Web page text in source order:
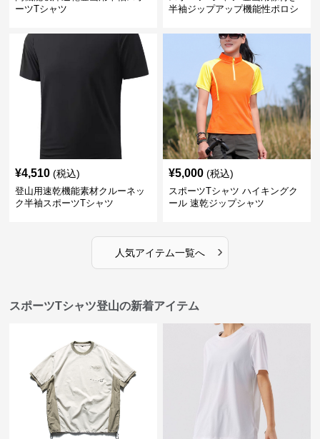
ーツTシャツ
半袖ジップアップ機能性ポロシ
¥4,510 (税込)
登山用速乾機能素材クルーネッ
ク半袖スポーツTシャツ
¥5,000 (税込)
スポーツTシャツ ハイキングク
ール 速乾ジップシャツ
人気アイテム一覧へ ›
スポーツTシャツ登山の新着アイテム